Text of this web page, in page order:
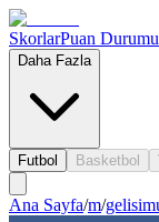
SkorlarPuan Durumu
Daha Fazla
Futbol Basketbol
Ana Sayfa/m/